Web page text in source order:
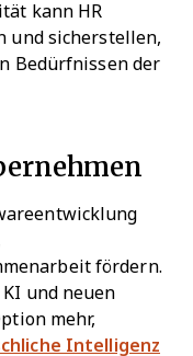
kann HR
und sicherstellen,
Bedürfnissen der
fördern.
und neuen
mehr,
Intelligenz